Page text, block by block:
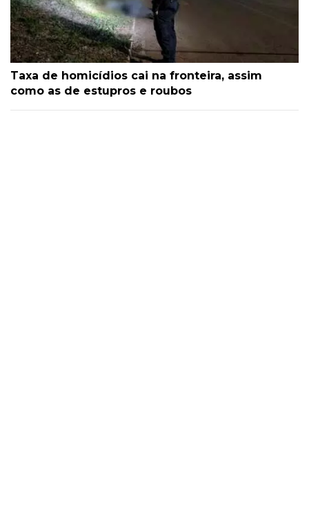
Taxa de homicídios cai na fronteira, assim
como as de estupros e roubos